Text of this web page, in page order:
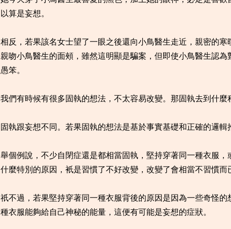
以算是妄想。
相反，若果該名女士望了一眼之後還向小鳥醫生走近，親密的
親吻小鳥醫生的面頰，雖然這明顯是騙案，但即使小鳥醫生認
愚笨。
我們有時候有很多固執的想法，不太容易改變。那固執去到什麼
固執跟妄想不同。若果固執的想法是基於事實基礎和正確的邏輯
舉個例說，不少自閉症還是都相當固執，堅持穿著同一種衣服
什麼特別的原因，衹是習慣了不好改變，改變了會相當不習慣而
祇不過，若果堅持穿著同一種衣服背後的原因是因為一些奇怪
種衣服能夠給自己神秘的能量，這便有可能是妄想的症狀。